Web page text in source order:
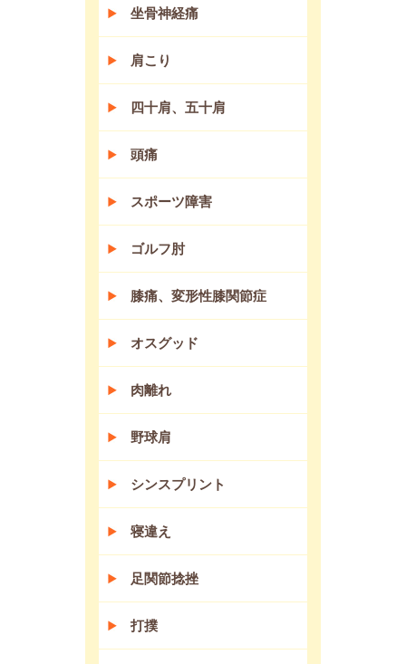
坐骨神経痛
肩こり
四十肩、五十肩
頭痛
スポーツ障害
ゴルフ肘
膝痛、変形性膝関節症
オスグッド
肉離れ
野球肩
シンスプリント
寝違え
足関節捻挫
打撲